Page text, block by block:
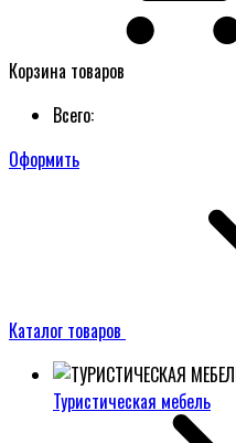
Корзина товаров
Всего:
Оформить
Каталог товаров
Туристическая мебель